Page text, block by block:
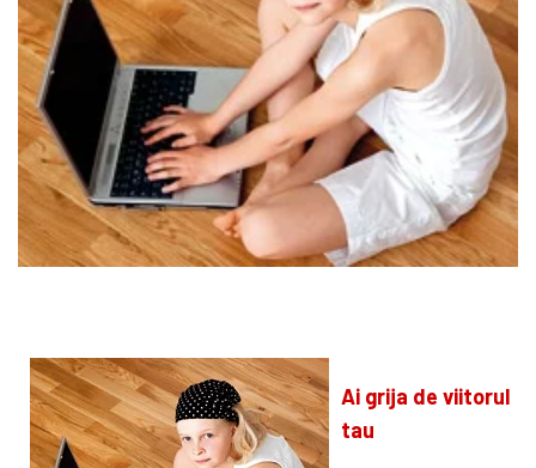
Ai grija de viitorul
tau